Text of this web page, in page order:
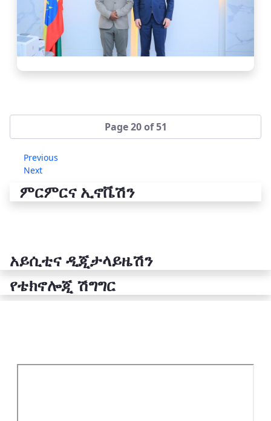
Page 20 of 51
Previous
Next
ምርምርና ኢኖቬሽን
አይሲቲና ዲጂታላይዜሽን
የቴክኖሎጂ ሽግግር